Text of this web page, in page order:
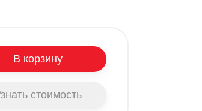
В корзину
стоимость